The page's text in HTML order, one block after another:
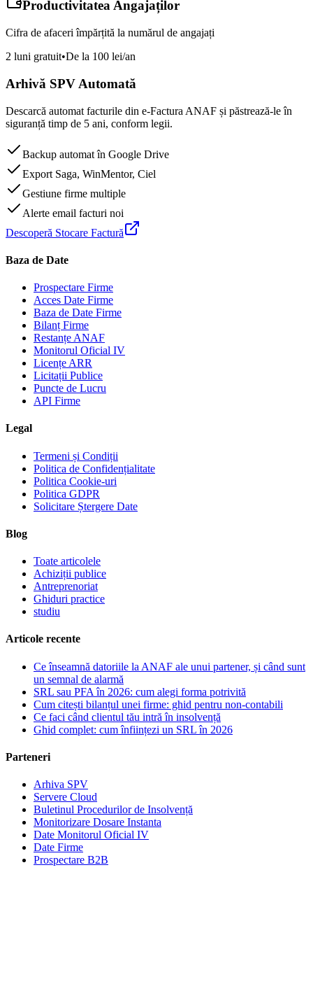
Productivitatea Angajaților
Cifra de afaceri împărțită la numărul de angajați
2 luni gratuit•De la 100 lei/an
Arhivă SPV Automată
Descarcă automat facturile din e-Factura ANAF și păstrează-le în
siguranță timp de 5 ani, conform legii.
Backup automat în Google Drive
Export Saga, WinMentor, Ciel
Gestiune firme multiple
Alerte email facturi noi
Descoperă Stocare Factură
Baza de Date
Prospectare Firme
Acces Date Firme
Baza de Date Firme
Bilanț Firme
Restanțe ANAF
Monitorul Oficial IV
Licențe ARR
Licitații Publice
Puncte de Lucru
API Firme
Legal
Termeni și Condiții
Politica de Confidențialitate
Politica Cookie-uri
Politica GDPR
Solicitare Ștergere Date
Blog
Toate articolele
Achiziții publice
Antreprenoriat
Ghiduri practice
studiu
Articole recente
Ce înseamnă datoriile la ANAF ale unui partener, și când sunt
un semnal de alarmă
SRL sau PFA în 2026: cum alegi forma potrivită
Cum citești bilanțul unei firme: ghid pentru non-contabili
Ce faci când clientul tău intră în insolvență
Ghid complet: cum înființezi un SRL în 2026
Parteneri
Arhiva SPV
Servere Cloud
Buletinul Procedurilor de Insolvență
Monitorizare Dosare Instanta
Date Monitorul Oficial IV
Date Firme
Prospectare B2B